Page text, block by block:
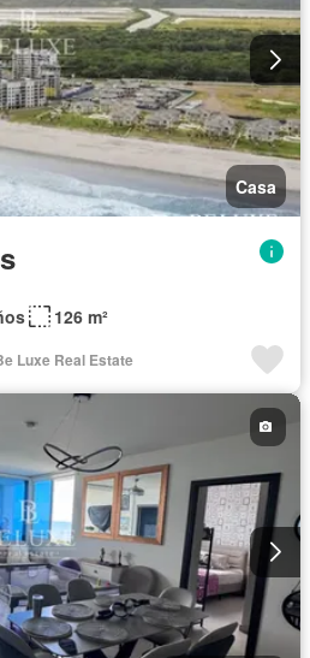
Casa
126 m²
Luxe Real Estate